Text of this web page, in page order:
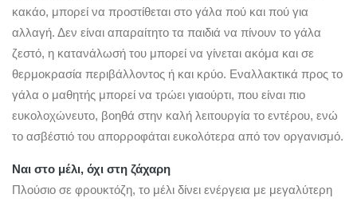
κακάο, μπορεί να προστίθεται στο γάλα πού και πού για
αλλαγή. Δεν είναι απαραίτητο τα παιδιά να πίνουν το γάλα
ζεστό, η κατανάλωσή του μπορεί να γίνεται ακόμα και σε
θερμοκρασία περιβάλλοντος ή και κρύο. Εναλλακτικά προς το
γάλα ο μαθητής μπορεί να τρώει γιαούρτι, που είναι πιο
ευκολοχώνευτο, βοηθά στην καλή λειτουργία το εντέρου, ενώ
το ασβέστιό του απορροφάται ευκολότερα από τον οργανισμό.
Ναι στο μέλι, όχι στη ζάχαρη
Πλούσιο σε φρουκτόζη, το μέλι δίνει ενέργεια με μεγαλύτερη